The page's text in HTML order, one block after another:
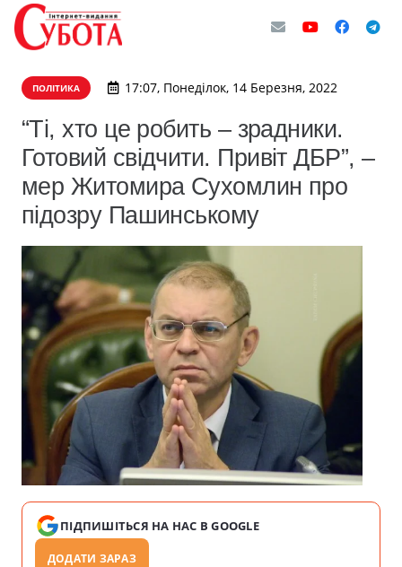
ПОЛІТИКА 17:07, Понеділок, 14 Березня, 2022
“Ті, хто це робить – зрадники.
Готовий свідчити. Привіт ДБР”, –
мер Житомира Сухомлин про
підозру Пашинському
ПІДПИШІТЬСЯ НА НАС В GOOGLE
ДОДАТИ ЗАРАЗ